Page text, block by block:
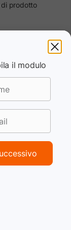
di prodotto
Ottobre 2020 alle 12:50
non più
nel negozio
il modulo